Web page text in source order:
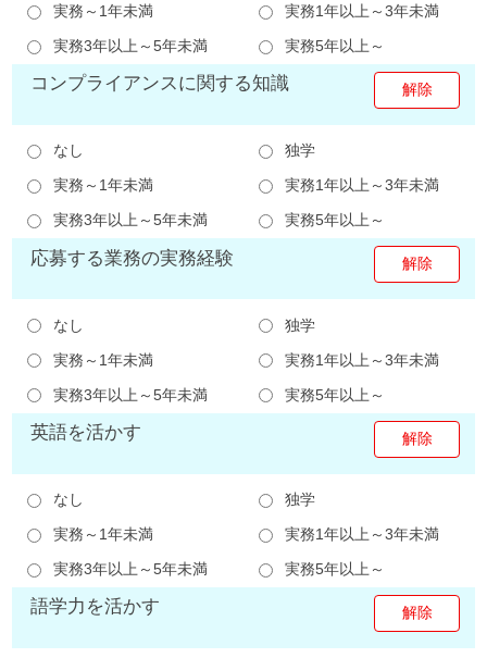
実務～1年未満
実務1年以上～3年未満
実務3年以上～5年未満
実務5年以上～
コンプライアンスに関する知識
なし
独学
実務～1年未満
実務1年以上～3年未満
実務3年以上～5年未満
実務5年以上～
応募する業務の実務経験
なし
独学
実務～1年未満
実務1年以上～3年未満
実務3年以上～5年未満
実務5年以上～
英語を活かす
なし
独学
実務～1年未満
実務1年以上～3年未満
実務3年以上～5年未満
実務5年以上～
語学力を活かす